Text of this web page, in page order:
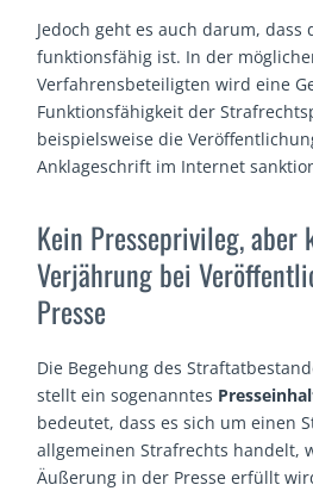
Jedoch geht es auch darum, dass
funktionsfähig ist. In der
Verfahrensbeteiligten wird eine
Funktionsfähigkeit der
beispielsweise die
Anklageschrift im Internet
Kein Presseprivileg, aber
Verjährung bei
Presse
Die Begehung des
stellt ein sogenanntes
bedeutet, dass es sich um einen
allgemeinen Strafrechts handelt,
Äußerung in der Presse erfüllt